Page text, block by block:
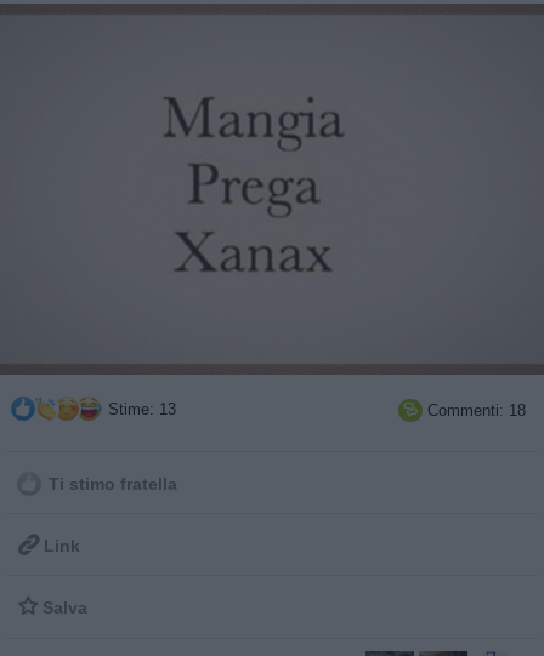
Stime: 13  Commenti: 18
Ti stimo fratella
 Link
 Salva